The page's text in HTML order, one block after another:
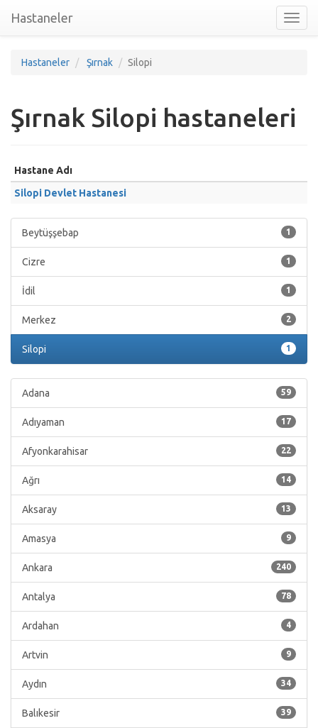
nav
Hastaneler
Hastaneler Şırnak Silopi
Şırnak Silopi hastaneleri
Hastane Adı
Silopi Devlet Hastanesi
1
Beytüşşebap
1
Cizre
1
İdil
2
Merkez
1
Silopi
59
Adana
17
Adıyaman
22
Afyonkarahisar
14
Ağrı
13
Aksaray
9
Amasya
240
Ankara
78
Antalya
4
Ardahan
9
Artvin
34
Aydın
39
Balıkesir